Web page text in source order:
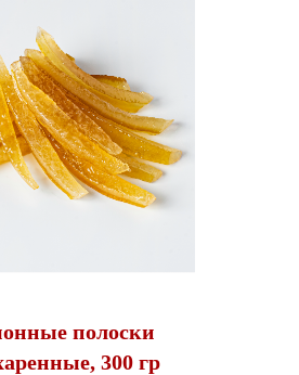
полоски
300 гр